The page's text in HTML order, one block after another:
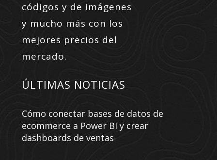
códigos y de imágenes
y mucho más con los
mejores precios del
mercado.
ÚLTIMAS NOTICIAS
Cómo conectar bases de datos de
ecommerce a Power BI y crear
dashboards de ventas